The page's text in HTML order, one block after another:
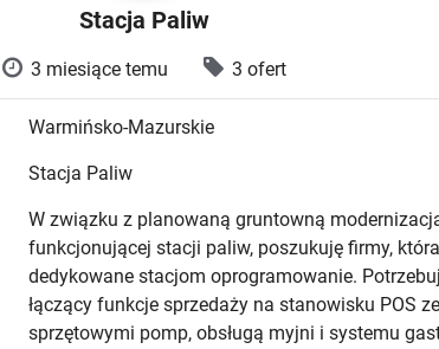
Stacja Paliw
3 miesiące temu 3 ofert
Warmińsko-Mazurskie
Stacja Paliw
W związku z planowaną gruntowną
funkcjonującej stacji paliw, poszukuję firmy,
dedykowane stacjom oprogramowanie.
łączący funkcje sprzedaży na stanowisku POS
sprzętowymi pomp, obsługą myjni i systemu